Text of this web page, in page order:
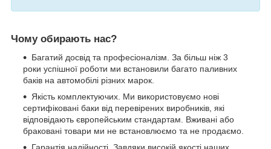
Чому обирають нас?
Багатий досвід та професіоналізм. За більш ніж 3
роки успішної роботи ми встановили багато паливних
баків на автомобілі різних марок.
Якість комплектуючих. Ми використовуємо нові
сертифіковані баки від перевірених виробників, які
відповідають європейським стандартам. Вживані або
браковані товари ми не встановлюємо та не продаємо.